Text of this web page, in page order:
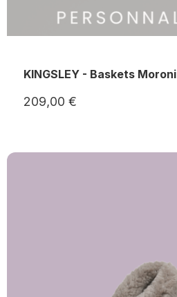
KINGSLEY - Baskets Moroni
209,00 €